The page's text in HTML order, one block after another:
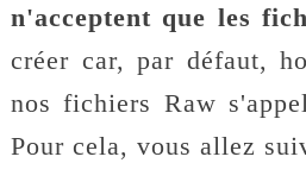
n'acceptent que les
créer car, par défaut,
nos fichiers Raw
Pour cela, vous allez